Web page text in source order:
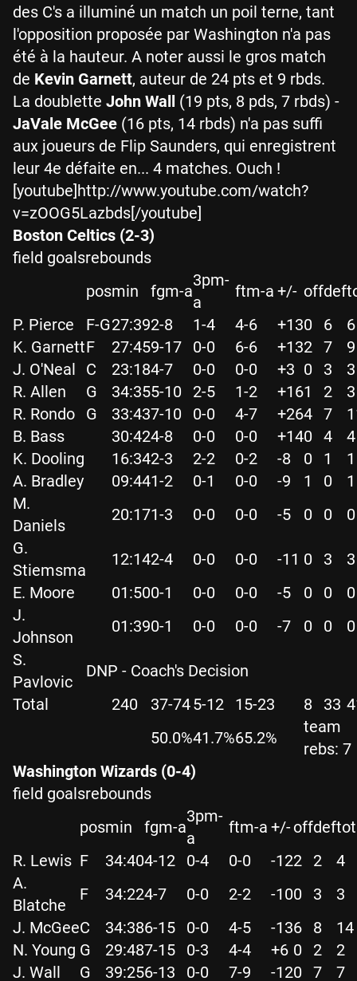
des C's a illuminé un match un poil terne, tant
l'opposition proposée par Washington n'a pas
été à la hauteur. A noter aussi le gros match
de Kevin Garnett, auteur de 24 pts et 9 rbds.
La doublette John Wall (19 pts, 8 pds, 7 rbds) -
JaVale McGee (16 pts, 14 rbds) n'a pas suffi
aux joueurs de Flip Saunders, qui enregistrent
leur 4e défaite en... 4 matches. Ouch !
[youtube]http://www.youtube.com/watch?
v=zOOG5Lazbds[/youtube]
Boston Celtics (2-3)
field goalsrebounds
posmin fgm-a
3pm-
a
ftm-a +/- offdef
P. Pierce
F-G27:392-8 1-4 4-6 +130 6
6
K. GarnettF 27:459-17 0-0 6-6 +132 7
9
J. O'Neal
C 23:184-7 0-0 0-0 +3 0 3
3
R. Allen
G 34:355-10 2-5 1-2 +161 2
3
R. Rondo
G 33:437-10 0-0 4-7 +264 7
B. Bass
30:424-8 0-0 0-0 +140 4
4
K. Dooling
16:342-3 2-2 0-2 -8 0 1
1
A. Bradley
09:441-2 0-1 0-0 -9 1 0
1
M.
Daniels
20:171-3 0-0 0-0 -5 0 0
0
G.
Stiemsma
12:142-4 0-0 0-0 -11 0 3
3
E. Moore
01:500-1 0-0 0-0 -5 0 0
0
J.
Johnson
01:390-1 0-0 0-0 -7 0 0
0
S.
Pavlovic
DNP - Coach's Decision
Total
240 37-745-12 15-23 8 33
50.0%41.7%65.2%
team
rebs: 7
Washington Wizards (0-4)
field goalsrebounds
posmin fgm-a
3pm-
a
ftm-a +/-offdeftot
R. Lewis F 34:404-12 0-4 0-0 -122 2 4
A.
Blatche
F 34:224-7 0-0 2-2 -100 3 3
J. McGeeC 34:386-15 0-0 4-5 -136 8 14
N. Young G 29:487-15 0-3 4-4 +6 0 2 2
J. Wall
G 39:256-13 0-0 7-9 -120 7 7